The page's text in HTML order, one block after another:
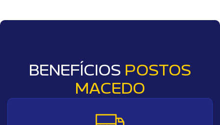
BENEFÍCIOS POSTOS
MACEDO